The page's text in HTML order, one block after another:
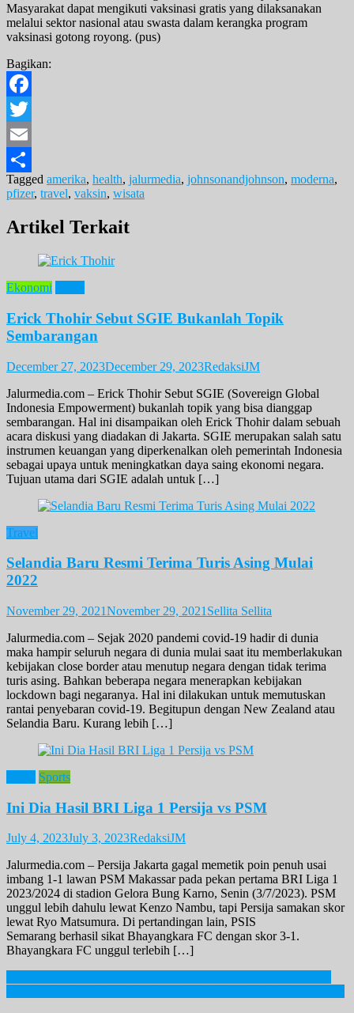
Masyarakat dapat mengikuti vaksinasi gratis yang dilaksanakan
melalui sektor nasional atau swasta dalam kerangka program
vaksinasi gotong royong. (pus)
Bagikan:
Facebook
Twitter
Email
Share
Tagged amerika, health, jalurmedia, johnsonandjohnson, moderna,
pfizer, travel, vaksin, wisata
Artikel Terkait
Ekonomi
Erick Thohir Sebut SGIE Bukanlah Topik
Sembarangan
December 27, 2023December 29, 2023RedaksiJM
Jalurmedia.com – Erick Thohir Sebut SGIE (Sovereign Global
Indonesia Empowerment) bukanlah topik yang bisa dianggap
sembarangan. Hal ini disampaikan oleh Erick Thohir dalam sebuah
acara diskusi yang diadakan di Jakarta. SGIE merupakan salah satu
instrumen keuangan yang diperkenalkan oleh pemerintah Indonesia
sebagai upaya untuk meningkatkan daya saing ekonomi negara.
Tujuan utama dari SGIE adalah untuk […]
Travel
Selandia Baru Resmi Terima Turis Asing Mulai
2022
November 29, 2021November 29, 2021 Sellita Sellita
Jalurmedia.com – Sejak 2020 pandemi covid-19 hadir di dunia
maka hampir seluruh negara di dunia mulai saat itu memberlakukan
kebijakan close border atau menutup negara dengan tidak terima
turis asing. Bahkan beberapa negara menerapkan kebijakan
lockdown bagi negaranya. Hal ini dilakukan untuk memutuskan
rantai penyebaran covid-19. Begitupun dengan New Zealand atau
Selandia Baru. Kurang lebih […]
Sports
Ini Dia Hasil BRI Liga 1 Persija vs PSM
July 4, 2023July 3, 2023RedaksiJM
Jalurmedia.com – Persija Jakarta gagal memetik poin penuh usai
imbang 1-1 lawan PSM Makassar pada pekan pertama BRI Liga 1
2023/2024 di stadion Gelora Bung Karno, Senin (3/7/2023). PSM
unggul lebih dahulu lewat Kenzo Nambu, tapi Persija samakan skor
lewat Ryo Matsumura. Di pertandingan lain, PSIS
Semarang berhasil sikat Bhayangkara FC dengan skor 3-1.
Bhayangkara FC unggul terlebih […]
Post
navigation